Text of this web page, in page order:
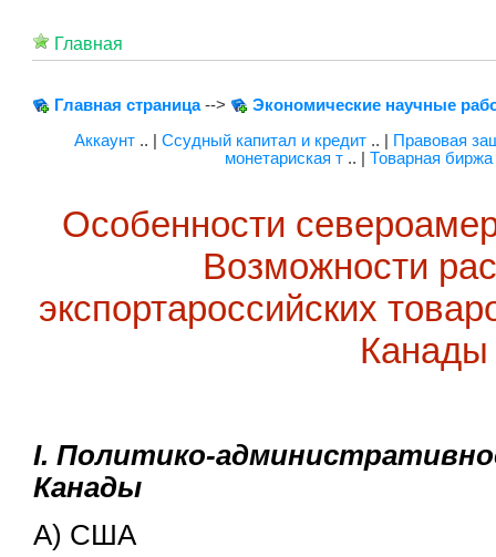
Главная
Главная страница-->
Экономические научные
Аккаунт .. |Ссудный капитал и кредит .. |
Правовая
монетариская т .. |Товарная биржа
Особенности
Возможности
экспортароссийских
Канады
I. Политико-
Канады
А) США